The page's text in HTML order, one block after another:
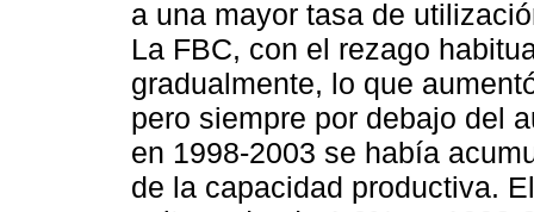
a una mayor tasa de
La FBC, con el rezago
gradualmente, lo que
pero siempre por debajo del
en 1998-2003 se había
de la capacidad productiva.